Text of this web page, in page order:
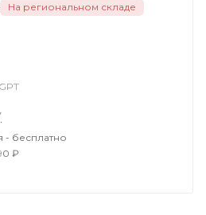
На региональном складе
- бесплатно
₽